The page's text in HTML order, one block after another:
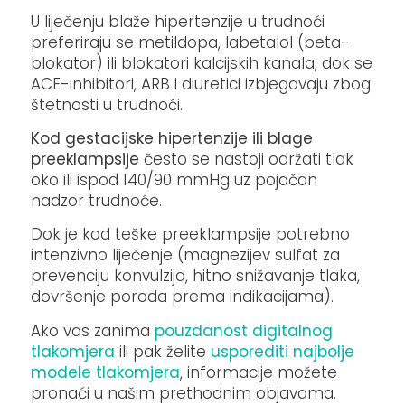
U liječenju blaže hipertenzije u trudnoći
preferiraju se metildopa, labetalol (beta-
blokator) ili blokatori kalcijskih kanala, dok se
ACE-inhibitori, ARB i diuretici izbjegavaju zbog
štetnosti u trudnoći.
Kod gestacijske hipertenzije ili blage
preeklampsije često se nastoji održati tlak
oko ili ispod 140/90 mmHg uz pojačan
nadzor trudnoće.
Dok je kod teške preeklampsije potrebno
intenzivno liječenje (magnezijev sulfat za
prevenciju konvulzija, hitno snižavanje tlaka,
dovršenje poroda prema indikacijama).
Ako vas zanima pouzdanost digitalnog
tlakomjera ili pak želite usporediti najbolje
modele tlakomjera, informacije možete
pronaći u našim prethodnim objavama.